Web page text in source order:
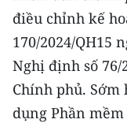
điều chỉnh kế
170/2024/QH15
Nghị định số 76/
Chính phủ.
dụng Phần